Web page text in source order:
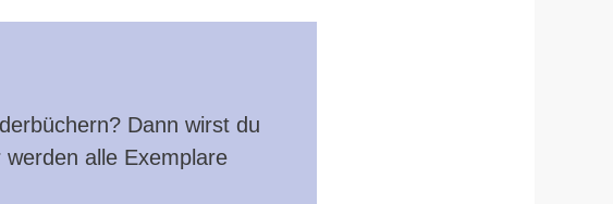
Dann wirst du
alle Exemplare